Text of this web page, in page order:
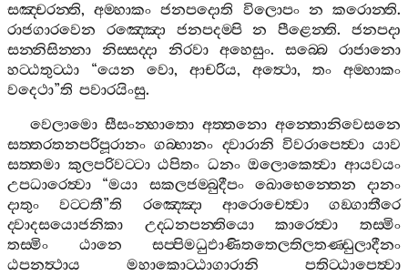
සඤ‍්චරන‍්ති,අම‍්හාකං ජනපදොති විලොපං න කරොන‍්ති.
රාජගාරවෙන
රඤ‍්ඤො ජනපදම‍්පි න පීළෙන‍්ති.ජනපදා
සන‍්නිසින‍්නා
නිස‍්සද‍්දා නිරවා අහෙසුං. සබ‍්බෙ
රාජානො
හට‍්ඨතුට‍්ඨා “යෙන වො, ආචරිය, අත්‍ථො, තං
අම‍්හාකං
වදෙථා”ති පවාරයිංසු.
වෙලාමො සීසංන‍්හාතො අත‍්තනො අන‍්තොනිවෙසනෙ
සත‍්තරතනපරිපූරානං ගබ‍්භානං ද‍්වාරානි විවරාපෙත්‍වා යාව
සත‍්තමා කුලපරිවට‍්ටා ඨපිතං ධනං ඔලොකෙත්‍වා ආයවයං
උපධාරෙත්‍වා “මයා සකලජම‍්බුදීපං ඛොභෙන‍්තෙන
දානං
දාතුං
වට‍්ටතී”ති රඤ‍්ඤො ආරොචෙත්‍වා
ගඞ‍්ගාතීරෙ
ද‍්වාදසයොජනිකා
උද‍්ධනපන‍්තියො කාරෙත්‍වා
තස‍්මිං
තස‍්මිං
ඨානෙ
සප‍්පිමධුඵාණිතතෙලතිලතණ‍්ඩුලාදීනං
ඨපනත්‍ථාය
මහාකොට‍්ඨාගාරානි
පතිට‍්ඨාපෙත්‍වා